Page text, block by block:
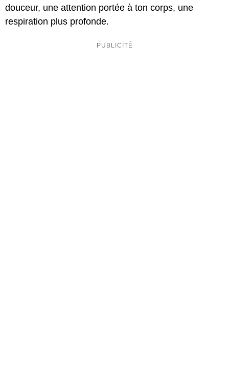
douceur, une attention portée à ton corps, une
respiration plus profonde.